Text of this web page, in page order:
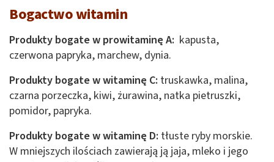
Bogactwo witamin
Produkty bogate w prowitaminę A: kapusta,
czerwona papryka, marchew, dynia.
Produkty bogate w witaminę C: truskawka, malina,
czarna porzeczka, kiwi, żurawina, natka pietruszki,
pomidor, papryka.
Produkty bogate w witaminę D: tłuste ryby morskie.
W mniejszych ilościach zawierają ją jaja, mleko i jego